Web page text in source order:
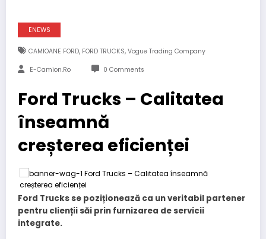
ENEWS
CAMIOANE FORD, FORD TRUCKS, Vogue Trading Company
E-Camion.ro 0 Comments
Ford Trucks – Calitatea
înseamnă
creșterea eficienței
Ford Trucks se poziționează ca un veritabil partener
pentru cliențiisăi prin furnizarea de servicii
integrate.